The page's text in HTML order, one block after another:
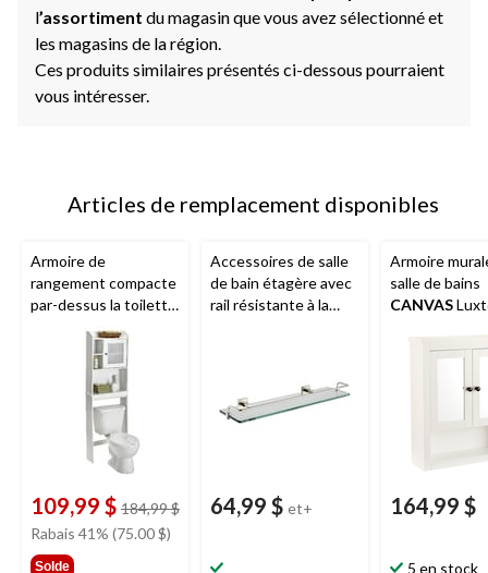
l’assortiment du magasin que vous avez sélectionné et
les magasins de la région.
Ces produits similaires présentés ci-dessous pourraient
vous intéresser.
Articles de remplacement disponibles
Armoire de
rangement compacte
par-dessus la toilette
Sauder
Caraway, blanc doux
109,99 $ 184,99 $prix
Rabais 41% (75.00 $)
Solde
Accessoires de salle
de bain étagère avec
rail résistante à la
64,99 $ et+
Armoire
salle de bains
CANVAS
164,99 $
5 en stock